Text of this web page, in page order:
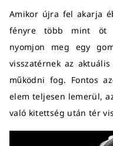
Amikor újra fel akarja
fényre több mint öt
nyomjon meg egy
visszatérnek az
működni fog. Fontos
elem teljesen lemerül,
való kitettség után tér